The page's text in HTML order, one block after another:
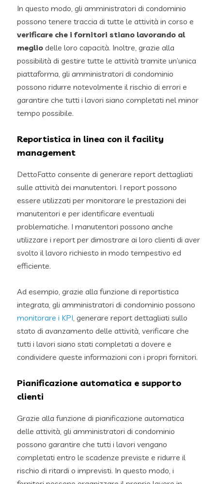
In questo modo, gli amministratori di condominio
possono tenere traccia di tutte le attività in corso e
verificare che i fornitori stiano lavorando al
meglio delle loro capacità. Inoltre, grazie alla
possibilità di gestire tutte le attività tramite un’unica
piattaforma, gli amministratori di condominio
possono ridurre notevolmente il rischio di errori e
garantire che tutti i lavori siano completati nel minor
tempo possibile.
Reportistica in linea con il facility
management
DettoFatto consente di generare report dettagliati
sulle attività dei manutentori. I report possono
essere utilizzati per monitorare le prestazioni dei
manutentori e per identificare eventuali
problematiche. I manutentori possono anche
utilizzare i report per dimostrare ai loro clienti di aver
svolto il lavoro richiesto in modo tempestivo ed
efficiente.
Ad esempio, grazie alla funzione di reportistica
integrata, gli amministratori di condominio possono
monitorare i KPI, generare report dettagliati sullo
stato di avanzamento delle attività, verificare che
tutti i lavori siano stati completati a dovere e
condividere queste informazioni con i propri fornitori.
Pianificazione automatica e supporto
clienti
Grazie alla funzione di pianificazione automatica
delle attività, gli amministratori di condominio
possono garantire che tutti i lavori vengano
completati entro le scadenze previste e ridurre il
rischio di ritardi o imprevisti. In questo modo, i